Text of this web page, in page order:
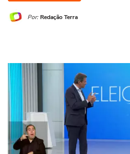
Por: Redação Terra